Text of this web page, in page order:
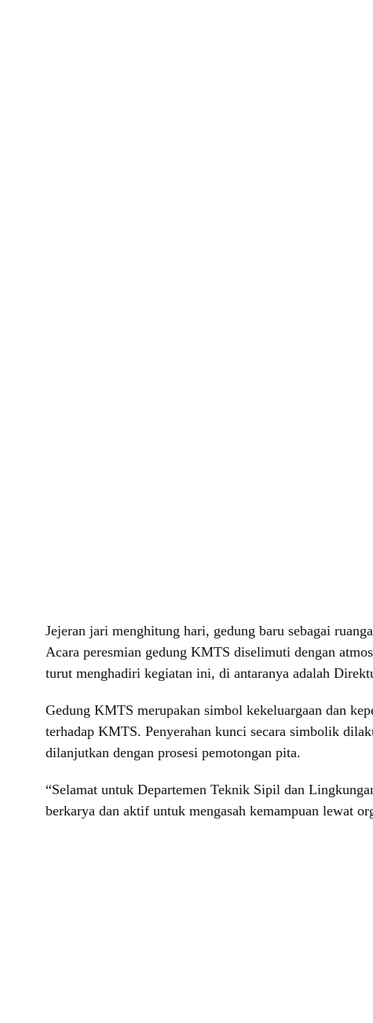
Jejeran jari menghitung hari, gedung baru sebagai
Acara peresmian gedung KMTS diselimuti dengan
turut menghadiri kegiatan ini, di antaranya adalah
Gedung KMTS merupakan simbol kekeluargaan dan
terhadap KMTS. Penyerahan kunci secara simbolik
dilanjutkan dengan prosesi pemotongan pita.
“Selamat untuk Departemen Teknik Sipil dan
berkarya dan aktif untuk mengasah kemampuan lewat